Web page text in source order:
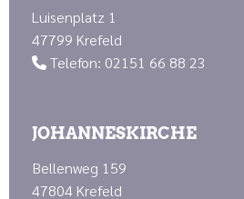
Luisenplatz 1
47799 Krefeld
 Telefon: 02151 66 88 23
JOHANNESKIRCHE
Bellenweg 159
47804 Krefeld